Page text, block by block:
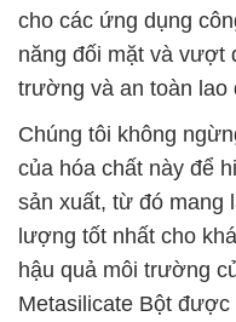
cho các ứng dụng
năng đối mặt và vượt
trường và an toàn lao
Chúng tôi không
của hóa chất này để
sản xuất, từ đó mang
lượng tốt nhất cho
hậu quả môi trường
Metasilicate Bột